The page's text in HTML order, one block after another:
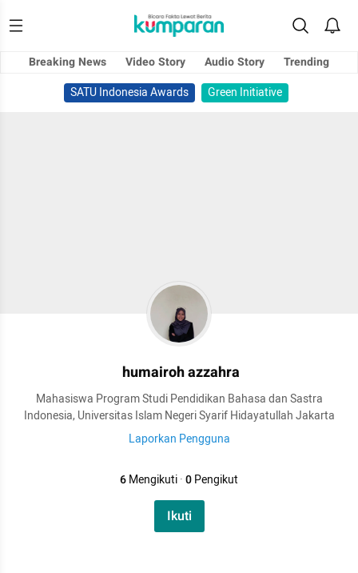
Breaking News Video Story Audio Story
Trending
SATU Indonesia Awards
Green Initiative
humairoh azzahra
Mahasiswa Program Studi Pendidikan Bahasa dan Sastra
Indonesia, Universitas Islam Negeri Syarif Hidayatullah Jakarta
Laporkan Pengguna
6Mengikuti·0Pengikut
Ikuti